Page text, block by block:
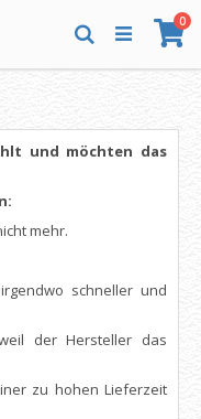
0
Suche
und möchten das
mehr.
schneller und
der Hersteller das
zu hohen Lieferzeit